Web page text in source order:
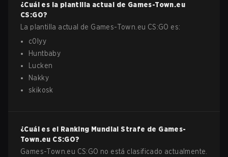
¿Cuál es la plantilla actual de Games-Town.eu
CS:GO?
La plantilla actual de Games-Town.eu CS:GO es:
c0lyy
Huntbaby
Lucken
Nakky
skikosk
¿Cuál es el Ranking Mundial Strafe de Games-
Town.eu CS:GO?
Games-Town.eu CS:GO no está clasificado actualmente.